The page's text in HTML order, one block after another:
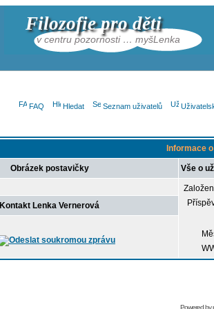
Filozofie pro děti
v centru pozornosti … myšLenka
FAQ Hledat Seznam uživatelů
Informace
Obrázek postavičky Vše o
Kontakt Lenka Vernerová
Powered by